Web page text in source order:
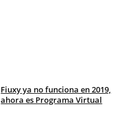
Fiuxy ya no funciona en 2019,
ahora es Programa Virtual